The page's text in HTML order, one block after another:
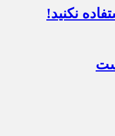
نکنید!